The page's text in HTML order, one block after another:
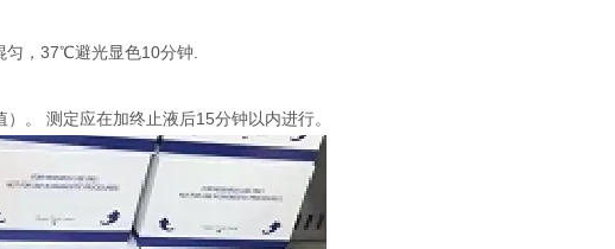
匀，37℃避光显色10分钟.
。 测定应在加终止液后15分钟以内进行。